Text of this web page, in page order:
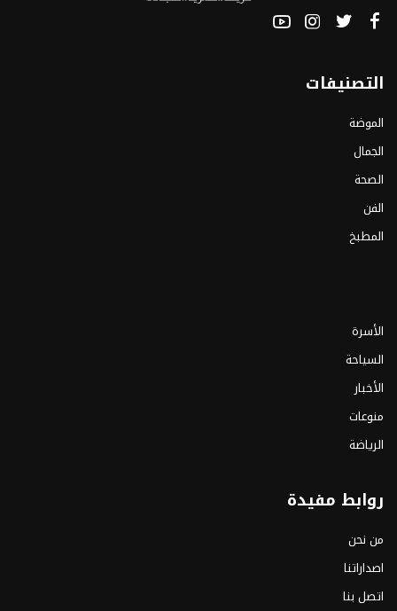
التصنيفات
الموضة
الجمال
الصحة
الفن
المطبخ
الأسرة
السياحة
الأخبار
منوعات
الرياضة
روابط مفيدة
من نحن
اصداراتنا
اتصل بنا